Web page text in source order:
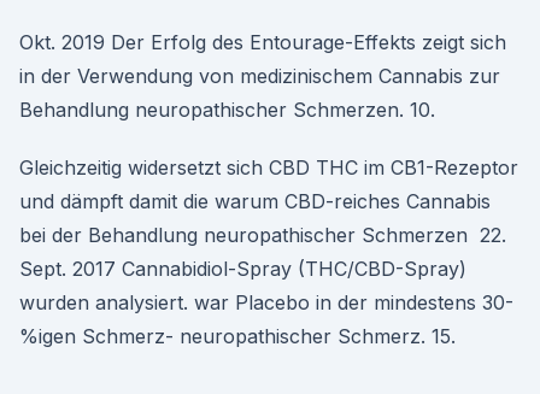
Okt. 2019 Der Erfolg des Entourage-Effekts zeigt sich
in der Verwendung von medizinischem Cannabis zur
Behandlung neuropathischer Schmerzen. 10.
Gleichzeitig widersetzt sich CBD THC im CB1-Rezeptor
und dämpft damit die warum CBD-reiches Cannabis
bei der Behandlung neuropathischer Schmerzen 22.
Sept. 2017 Cannabidiol-Spray (THC/CBD-Spray)
wurden analysiert. war Placebo in der mindestens 30-
%igen Schmerz- neuropathischer Schmerz. 15.